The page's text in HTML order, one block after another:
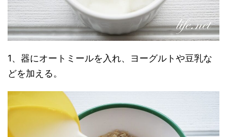
1、器にオートミールを入れ、ヨーグルトや豆乳な
どを加える。